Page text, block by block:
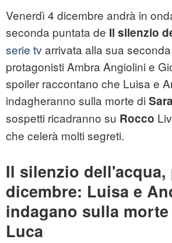
Venerdì 4 dicembre andrà in
seconda puntata de Il silenzio
serie tv arrivata alla sua
protagonisti Ambra Angiolini e
spoiler raccontano che Luisa e
indagheranno sulla morte di Sara
sospetti ricadranno su Rocco
che celerà molti segreti.
Il silenzio dell'acqua,
dicembre: Luisa e
indagano sulla morte
Luca